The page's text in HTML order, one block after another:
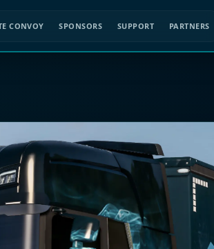
CONVOY SPONSORS SUPPORT PARTNERS